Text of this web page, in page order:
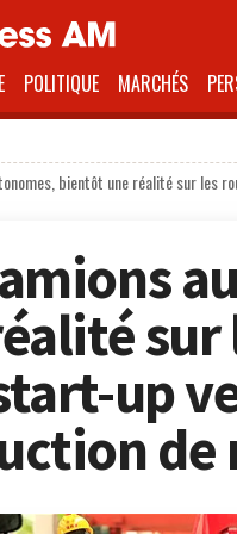
POLITIQUE MARCHÉS
bientôt une réalité sur les
sur
up
de